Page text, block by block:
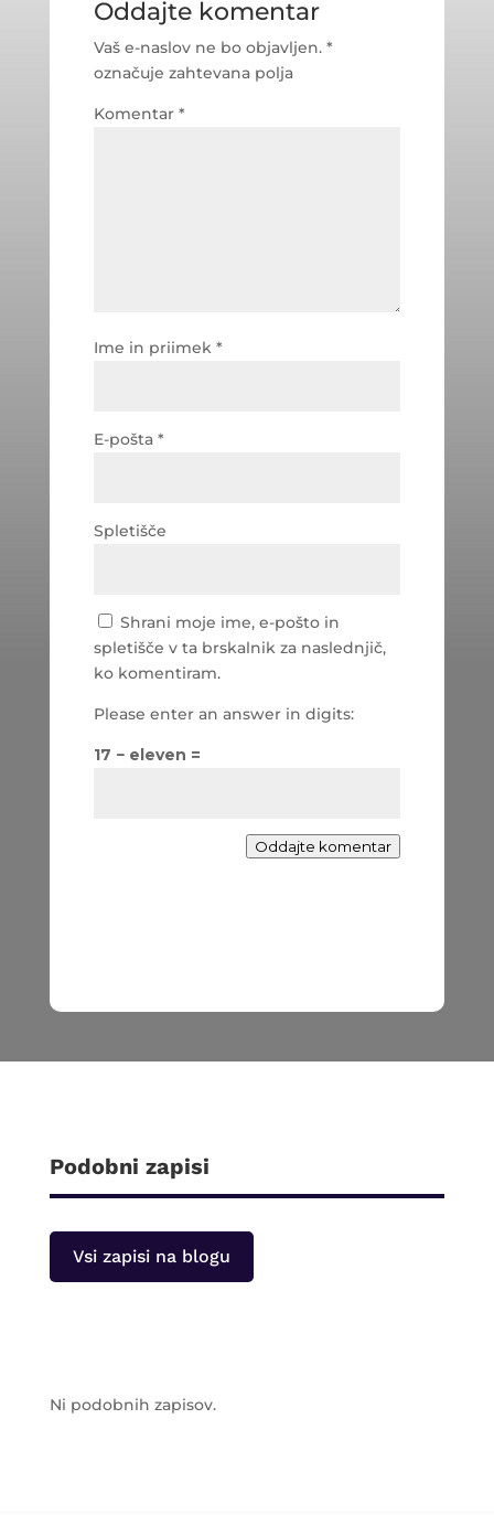
Oddajte komentar
Vaš e-naslov ne bo objavljen. *
označuje zahtevana polja
Komentar *
Ime in priimek *
E-pošta *
Spletišče
Shrani moje ime, e-pošto in
spletišče v ta brskalnik za naslednjič,
ko komentiram.
Please enter an answer in digits:
17 − eleven =
Oddajte komentar
Podobni zapisi
Vsi zapisi na blogu
Ni podobnih zapisov.